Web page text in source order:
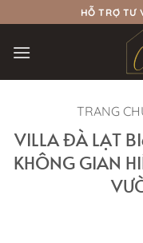
qua
nội
HỖ TRỢ TƯ
TRANG
VILLA ĐÀ LẠT
KHÔNG GIAN